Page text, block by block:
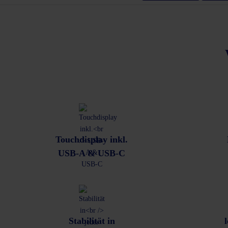
Touchdisplay inkl.
USB-A & USB-C
Stabilität in